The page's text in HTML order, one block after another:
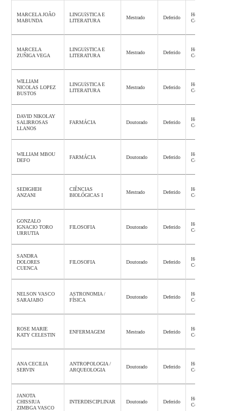
MARCELA JOÃO
MABUNDA
LINGUíSTICA E
LITERATURA
Mestrado Deferido
Homologação
Concluída
MARCELA
ZUÑIGA VEGA
LINGUíSTICA E
LITERATURA
Mestrado Deferido
Homologação
Concluída
WILLIAM
NICOLAS LOPEZ
BUSTOS
LINGUíSTICA E
LITERATURA
Mestrado Deferido
Homologação
Concluída
DAVID NIKOLAY
SALIRROSAS
LLANOS
FARMÁCIA Doutorado Deferido
Homologação
Concluída
WILLIAM MBOU
DEFO
FARMÁCIA Doutorado Deferido
Homologação
Concluída
SEDIGHEH
ANZANI
CIÊNCIAS
BIOLÓGICAS I
Mestrado Deferido
Homologação
Concluída
GONZALO
IGNACIO TORO
URRUTIA
FILOSOFIA Doutorado Deferido
Homologação
Concluída
SANDRA
DOLORES
CUENCA
FILOSOFIA Doutorado Deferido
Homologação
Concluída
NELSON VASCO
SARAJABO
ASTRONOMIA /
FÍSICA
Doutorado Deferido
Homologação
Concluída
ROSE MARIE
KATY CELESTIN
ENFERMAGEM Mestrado Deferido
Homologação
Concluída
ANA CECILIA
SERVIN
ANTROPOLOGIA /
ARQUEOLOGIA
Doutorado Deferido
Homologação
Concluída
JANOTA
CHISSIUA
ZIMBGA VASCO
INTERDISCIPLINAR Doutorado Deferido
Homologação
Concluída